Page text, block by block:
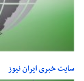
سایت خبری ایران نیوز